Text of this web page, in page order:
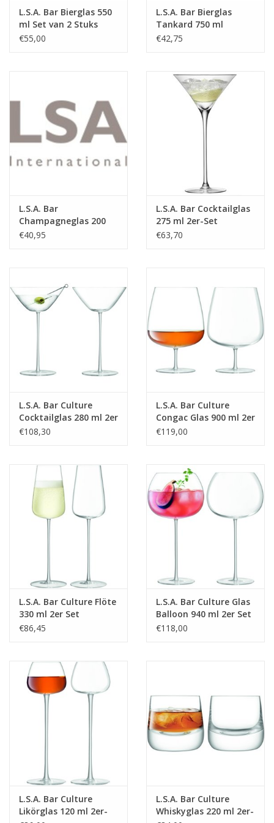
L.S.A. Bar Bierglas 550
ml Set van 2 Stuks
€55,00
L.S.A. Bar Bierglas
Tankard 750 ml
€42,75
L.S.A. Bar
Champagneglas 200
ml Set van 2 Stuks
€40,95
L.S.A. Bar Cocktailglas
275 ml 2er-Set
€63,70
L.S.A. Bar Culture
Cocktailglas 280 ml 2er
Set
€108,30
L.S.A. Bar Culture
Congac Glas 900 ml 2er
Set
€119,00
L.S.A. Bar Culture Flöte
330 ml 2er Set
€86,45
L.S.A. Bar Culture Glas
Balloon 940 ml 2er Set
€118,00
L.S.A. Bar Culture
Likörglas 120 ml 2er-
L.S.A. Bar Culture
Whiskyglas 220 ml 2er-